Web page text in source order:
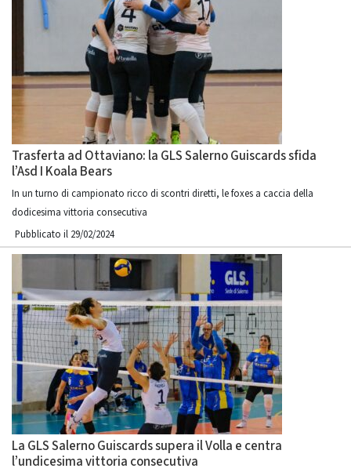
Trasferta ad Ottaviano: la GLS Salerno Guiscards sfida
l’Asd I Koala Bears
In un turno di campionato ricco di scontri diretti, le foxes a caccia della
dodicesima vittoria consecutiva
Pubblicato il 29/02/2024
La GLS Salerno Guiscards supera il Volla e centra
l’undicesima vittoria consecutiva